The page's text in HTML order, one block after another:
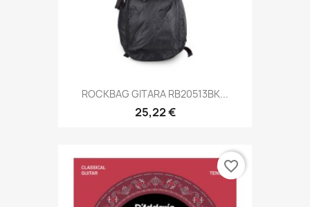
ROCKBAG GITARA RB20513BK...
25,22 €
favorite_border